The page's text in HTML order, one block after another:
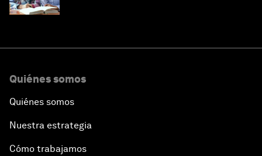
Quiénes somos
Quiénes somos
Nuestra estrategia
Cómo trabajamos